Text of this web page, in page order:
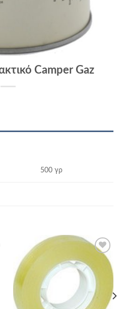
Camper Gaz
500 γρ
Add to